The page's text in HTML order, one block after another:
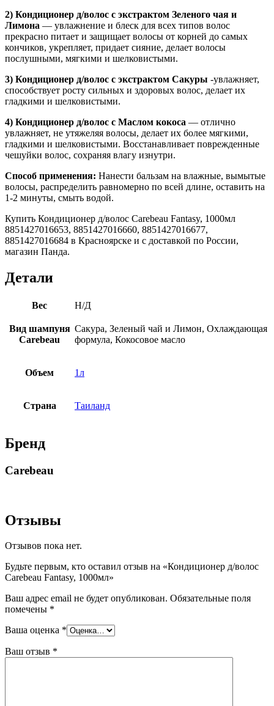
2) Кондиционер д/волос с экстрактом Зеленого чая и
Лимона — увлажнение и блеск для всех типов волос
прекрасно питает и защищает волосы от корней до самых
кончиков, укрепляет, придает сияние, делает волосы
послушными, мягкими и шелковистыми.
3) Кондиционер д/волос с экстрактом Сакуры -увлажняет,
способствует росту сильных и здоровых волос, делает их
гладкими и шелковистыми.
4) Кондиционер д/волос с Маслом кокоса — отлично
увлажняет, не утяжеляя волосы, делает их более мягкими,
гладкими и шелковистыми. Восстанавливает поврежденные
чешуйки волос, сохраняя влагу изнутри.
Способ применения: Нанести бальзам на влажные, вымытые
волосы, распределить равномерно по всей длине, оставить на
1-2 минуты, смыть водой.
Купить Кондиционер д/волос Carebeau Fantasy, 1000мл
8851427016653, 8851427016660, 8851427016677,
8851427016684 в Красноярске и с доставкой по России,
магазин Панда.
Детали
Вес Н/Д
Вид шампуня
Carebeau
Сакура, Зеленый чай и Лимон, Охлаждающая
формула, Кокосовое масло
Объем 1л
Страна Таиланд
Бренд
Carebeau
Отзывы
Отзывов пока нет.
Будьте первым, кто оставил отзыв на «Кондиционер д/волос
Carebeau Fantasy, 1000мл»
Ваш адрес email не будет опубликован. Обязательные поля
помечены *
Ваша оценка *
Ваш отзыв *